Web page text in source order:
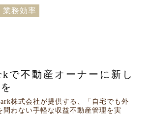
業務効率
で不動産オーナーに新し
を
株式会社が提供する、「自宅でも外
問わない手軽な収益不動産管理を実